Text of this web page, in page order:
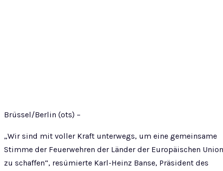
Brüssel/Berlin (ots) –
„Wir sind mit voller Kraft unterwegs, um eine gemeinsame
Stimme der Feuerwehren der Länder der Europäischen Union
zu schaffen“, resümierte Karl-Heinz Banse, Präsident des